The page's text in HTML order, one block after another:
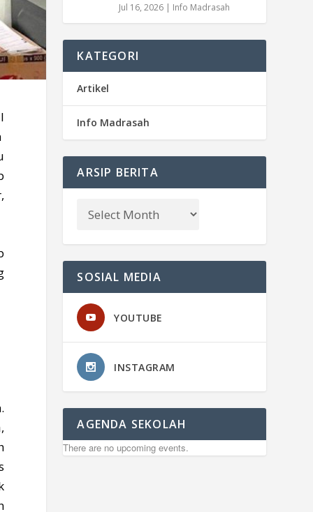
Jul 16, 2026 | Info Madrasah
KATEGORI
Artikel
Info Madrasah
ARSIP BERITA
SOSIAL MEDIA
YOUTUBE
INSTAGRAM
AGENDA SEKOLAH
There are no upcoming events.